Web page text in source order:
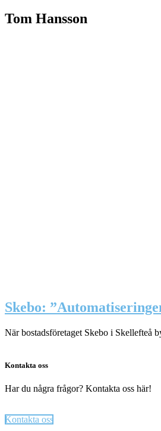
Tom Hansson
Skebo:
När bostadsföretaget Skebo i Skellefteå
Kontakta oss
Har du några frågor? Kontakta oss här!
Kontakta oss